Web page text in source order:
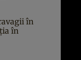
în
în